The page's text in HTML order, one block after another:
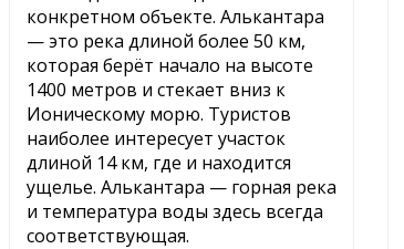
конкретном объекте. Алькантара
— это река длиной более 50 км,
которая берёт начало на высоте
1400 метров и стекает вниз к
Ионическому морю. Туристов
наиболее интересует участок
длиной 14 км, где и находится
ущелье. Алькантара — горная река
и температура воды здесь всегда
соответствующая.